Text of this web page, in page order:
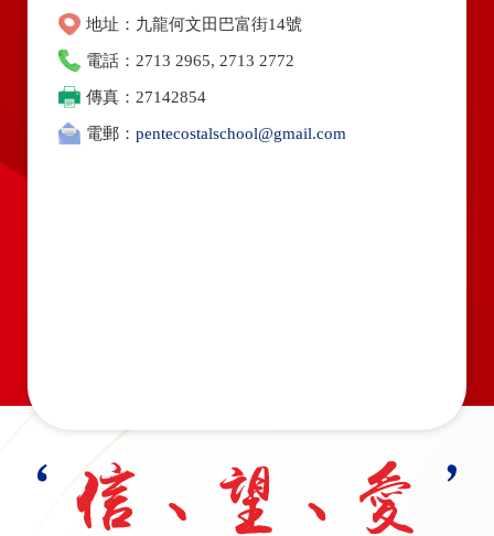
地址：九龍何文田巴富街14號
電話：2713 2965, 2713 2772
傳真：27142854
電郵： pentecostalschool@gmail.com